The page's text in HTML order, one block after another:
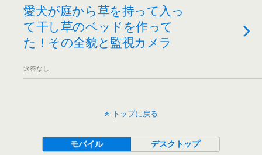
愛犬が庭から草を持って入っ
て干し草のベッドを作って
た！その全貌と監視カメラ
返答なし
トップに戻る
モバイル デスクトップ